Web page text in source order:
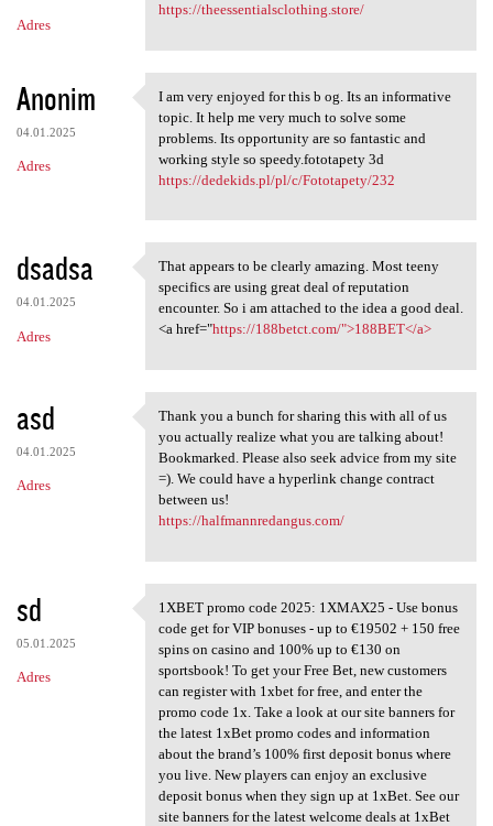
Adres
https://theessentialsclothing.store/
Anonim
04.01.2025
Adres
I am very enjoyed for this b
I am very enjoyed for this b og. Its an informative
topic. It help me very much to solve some
problems. Its opportunity are so fantastic and
working style so speedy.fototapety 3d
https://dedekids.pl/pl/c/Fototapety/232
dsadsa
04.01.2025
Adres
That appears to be clearly
That appears to be clearly amazing. Most teeny
specifics are using great deal of reputation
encounter. So i am attached to the idea a good deal.
<a href="https://188betct.com/">188BET</a>
asd
04.01.2025
Adres
Thank you a bunch for sharing
Thank you a bunch for sharing this with all of us
you actually realize what you are talking about!
Bookmarked. Please also seek advice from my site
=). We could have a hyperlink change contract
between us!
https://halfmannredangus.com/
sd
05.01.2025
Adres
1XBET promo code 2025:
1XBET promo code 2025: 1XMAX25 - Use bonus
code get for VIP bonuses - up to €19502 + 150 free
spins on casino and 100% up to €130 on
sportsbook! To get your Free Bet, new customers
can register with 1xbet for free, and enter the
promo code 1x. Take a look at our site banners for
the latest 1xBet promo codes and information
about the brand’s 100% first deposit bonus where
you live. New players can enjoy an exclusive
deposit bonus when they sign up at 1xBet. See our
site banners for the latest welcome deals at 1xBet